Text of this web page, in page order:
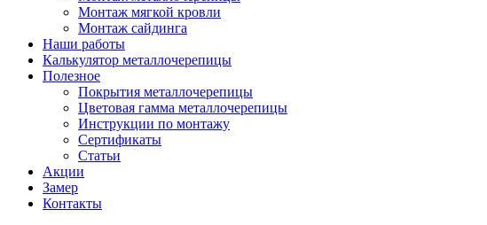
Монтаж мягкой кровли
Монтаж сайдинга
Наши работы
Калькулятор металлочерепицы
Полезное
Покрытия металлочерепицы
Цветовая гамма металлочерепицы
Инструкции по монтажу
Сертификаты
Статьи
Акции
Замер
Контакты